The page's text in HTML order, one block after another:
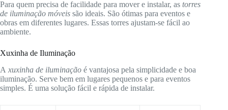
Para quem precisa de facilidade para mover e instalar, as torres
de iluminação móveis são ideais. São ótimas para eventos e
obras em diferentes lugares. Essas torres ajustam-se fácil ao
ambiente.
Xuxinha de Iluminação
A xuxinha de iluminação é vantajosa pela simplicidade e boa
iluminação. Serve bem em lugares pequenos e para eventos
simples. É uma solução fácil e rápida de instalar.